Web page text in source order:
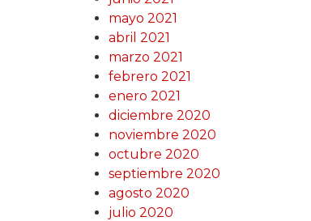
mayo 2021
abril 2021
marzo 2021
febrero 2021
enero 2021
diciembre 2020
noviembre 2020
octubre 2020
septiembre 2020
agosto 2020
julio 2020